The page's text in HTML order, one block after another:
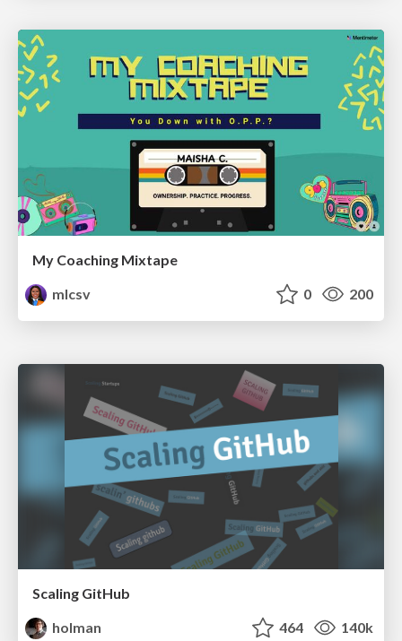
My Coaching Mixtape
mlcsv
0 200
Scaling GitHub
holman
464 140k